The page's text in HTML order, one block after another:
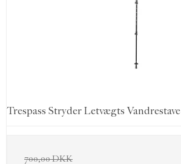
Trespass Stryder Letvægts Vandrestave
700,00 DKK